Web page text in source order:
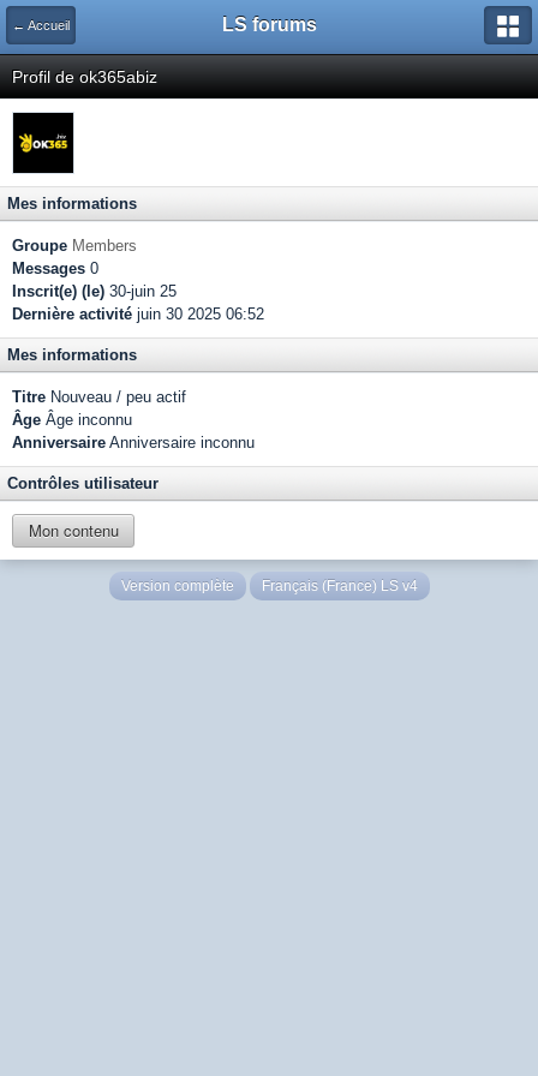
← Accueil LS forums
Profil de ok365abiz
Mes informations
Groupe Members
Messages 0
Inscrit(e) (le) 30-juin 25
Dernière activité juin 30 2025 06:52
Mes informations
Titre Nouveau / peu actif
Âge Âge inconnu
Anniversaire Anniversaire inconnu
Contrôles utilisateur
Mon contenu
Version complète Français (France) LS v4